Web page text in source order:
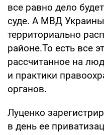
все равно дело
суде. А МВД
территориально
районе.То есть все
рассчитанное на
и практики
органов.
Луценко
в день ее